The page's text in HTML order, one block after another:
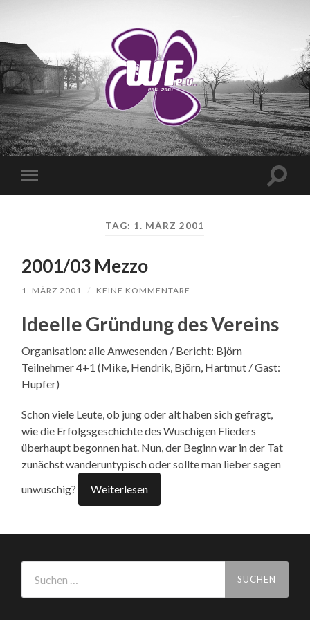
WANDERVEREIN
WUSCHIGER
FLIEDER
Mobile-
Menü
TAG: 1. MÄRZ 2001
2001/03 Mezzo
1. MÄRZ 2001 / KEINE KOMMENTARE
Ideelle Gründung des Vereins
Organisation: alle Anwesenden / Bericht: Björn
Teilnehmer 4+1 (Mike, Hendrik, Björn, Hartmut / Gast:
Hupfer)
Schon viele Leute, ob jung oder alt haben sich gefragt,
wie die Erfolgsgeschichte des Wuschigen Flieders
überhaupt begonnen hat. Nun, der Beginn war in der Tat
zunächst wanderuntypisch oder sollte man lieber sagen
unwuschig?
Weiterlesen
nach: